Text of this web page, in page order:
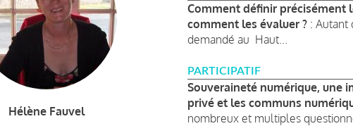
Hélène Fauvel
Comment définir précisément
comment les évaluer ? : Autant
demandé au Haut...
PARTICIPATIF
Souveraineté numérique, une
privé et les communs
nombreux et multiples